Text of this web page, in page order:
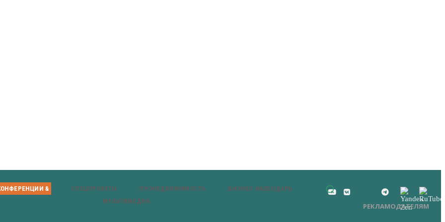
& СПЕЦПРОЕКТЫ ПРОНЕДВИЖИМОСТЬ
БИЗНЕС-КАЛЕНДАРЬ
МУЛЬТИМЕДИА
РЕКЛАМОДАТЕЛЯМ